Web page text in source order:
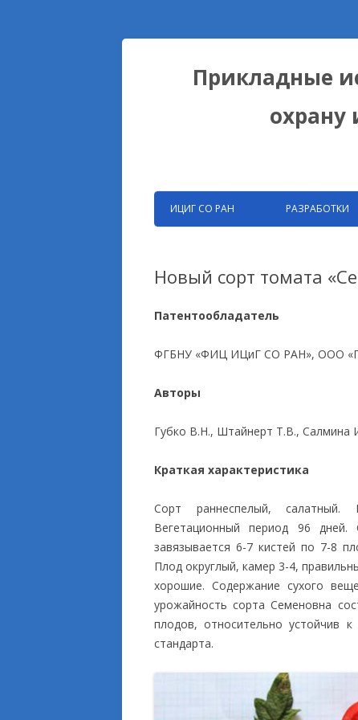
Прикладные
охрану
ИЦИГ СО РАН РАЗРАБОТКИ
Новый сорт томата
Патентообладатель
ФГБНУ «ФИЦ ИЦиГ СО РАН», ООО
Авторы
Губко В.Н., Штайнерт Т.В., Салмина
Краткая характеристика
Сорт раннеспелый, салатный.
Вегетационный период 96
завязывается 6-7 кистей по 7-8
Плод округлый, камер 3-4,
хорошие. Содержание сухого
урожайность сорта Семеновна
плодов, относительно устойчив
стандарта.